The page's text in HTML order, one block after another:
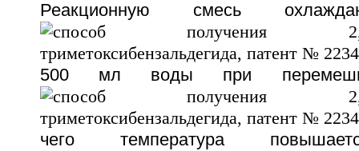
Реакционную смесь
500 мл воды при
чего температура